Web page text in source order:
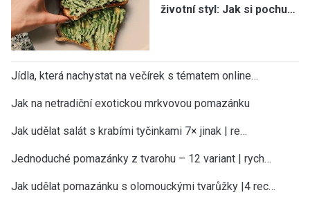
životní styl: Jak si pochu…
Jídla, která nachystat na večírek s tématem online…
Jak na netradiční exotickou mrkvovou pomazánku
Jak udělat salát s krabími tyčinkami 7× jinak | re…
Jednoduché pomazánky z tvarohu – 12 variant | rych…
Jak udělat pomazánku s olomouckými tvarůžky |4 rec…